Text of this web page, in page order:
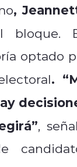
,
bloque.
optado
.
,